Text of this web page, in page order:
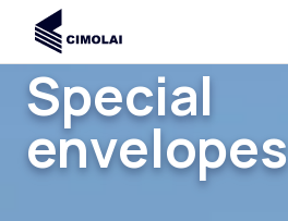
Special
envelopes